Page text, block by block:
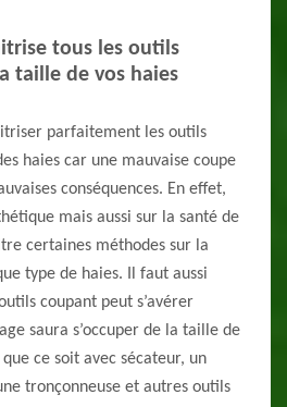
tous les outils
taille de vos haies
parfaitement les outils
haies car une mauvaise coupe
conséquences. En effet,
mais aussi sur la santé de
certaines méthodes sur la
type de haies. Il faut aussi
coupant peut s’avérer
saura s’occuper de la taille de
ce soit avec sécateur, un
tronçonneuse et autres outils